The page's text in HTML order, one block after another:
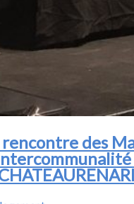
rencontre des